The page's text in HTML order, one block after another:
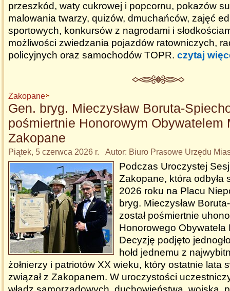
przeszkód, waty cukrowej i popcornu, pokazów
malowania twarzy, quizów, dmuchańców, zajęć
sportowych, konkursów z nagrodami i
możliwości zwiedzania pojazdów ratowniczych,
policyjnych oraz samochodów TOPR. czytaj
Zakopane
Gen. bryg. Mieczysław Boruta-
pośmiertnie Honorowym Obywatelem
Zakopane
Piątek, 5 czerwca 2026 r. Autor: Biuro Prasowe Urzędu
Podczas Uroczystej
Zakopane, która odbyła
2026 roku na Placu
bryg. Mieczysław
został pośmiertnie
Honorowego Obywatela
Decyzję podjęto
hołd jednemu z
żołnierzy i patriotów XX wieku, który ostatnie lata
związał z Zakopanem. W uroczystości